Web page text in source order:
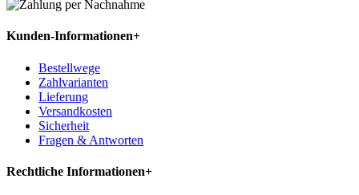
Kunden-Informationen+
Bestellwege
Zahlvarianten
Lieferung
Versandkosten
Sicherheit
Fragen & Antworten
Rechtliche Informationen+